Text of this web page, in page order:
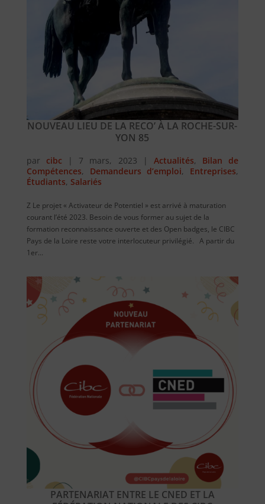
NOUVEAU LIEU DE LA RECO’ À LA ROCHE-SUR-
YON 85
par cibc | 7 mars, 2023 | Actualités, Bilan de
Compétences, Demandeurs d’emploi, Entreprises,
Étudiants, Salariés
Z Le projet « Activateur de Potentiel » est arrivé à maturation
courant l’été 2023. Besoin de vous former au sujet de la
formation reconnaissance ouverte et des Open badges, le CIBC
Pays de la Loire reste votre interlocuteur privilégié. A partir du
1er...
PARTENARIAT ENTRE LE CNED ET LA